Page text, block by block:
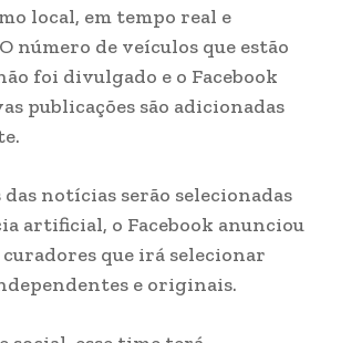
local, em tempo real e
número de veículos que estão
foi divulgado e o Facebook
publicações são adicionadas
das notícias serão selecionadas
artificial, o Facebook anunciou
curadores que irá selecionar
e originais.